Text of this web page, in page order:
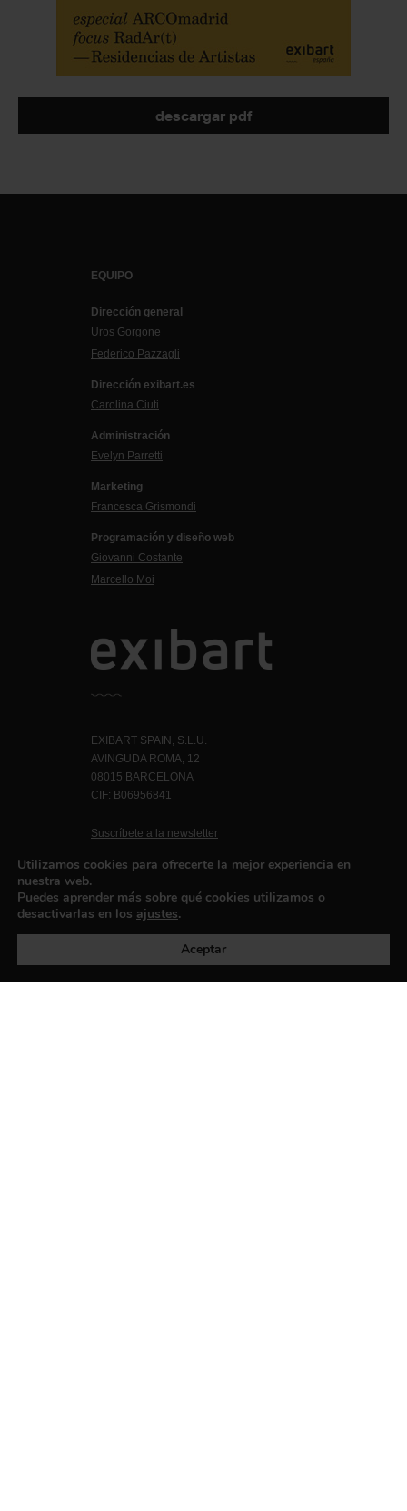
descargar pdf
EQUIPO
Dirección general
Uros Gorgone
Federico Pazzagli
Dirección exibart.es
Carolina Ciuti
Administración
Evelyn Parretti
Marketing
Francesca Grismondi
Programación y diseño web
Giovanni Costante
Marcello Moi
EXIBART SPAIN, S.L.U.
AVINGUDA ROMA, 12
08015 BARCELONA
CIF: B06956841
Suscríbete a la newsletter
Política de privacidad
Utilizamos cookies para ofrecerte la mejor experiencia en
nuestra web.
Puedes aprender más sobre qué cookies utilizamos o
desactivarlas en los ajustes.
Aceptar